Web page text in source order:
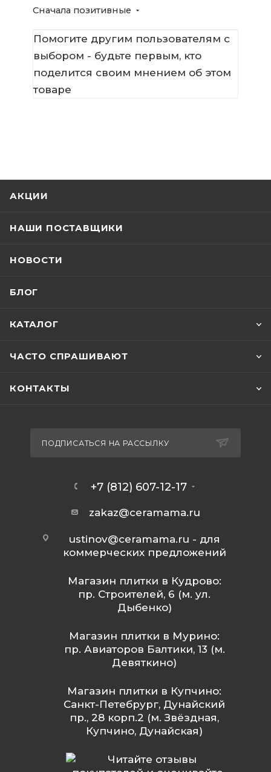
Сначала позитивные
Помогите другим пользователям с
выбором - будьте первым, кто
поделится своим мнением об этом
товаре
АКЦИИ
НАШИ ПОСТАВЩИКИ
НОВОСТИ
БЛОГ
КАТАЛОГ
ЧАСТО СПРАШИВАЮТ
КОНТАКТЫ
ПОДПИСАТЬСЯ НА РАССЫЛКУ
+7 (812) 607-12-17
zakaz@ceramama.ru
ustinov@ceramama.ru - для
коммерческих предложений
Магазин плитки в Кудрово:
пр. Строителей, 6 (м. ул.
Дыбенко)
Магазин плитки в Мурино:
пр. Авиаторов Балтики, 13 (м.
Девяткино)
Магазин плитки в Купчино:
Санкт-Петебрург, Дунайский
пр., 28 корп.2 (м. Звёздная,
Купчино, Дунайская)